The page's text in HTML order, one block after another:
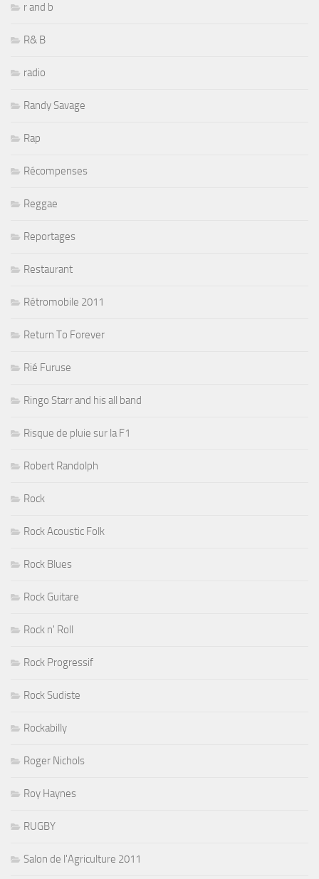
r and b
R& B
radio
Randy Savage
Rap
Récompenses
Reggae
Reportages
Restaurant
Rétromobile 2011
Return To Forever
Rié Furuse
Ringo Starr and his all band
Risque de pluie sur la F1
Robert Randolph
Rock
Rock Acoustic Folk
Rock Blues
Rock Guitare
Rock n' Roll
Rock Progressif
Rock Sudiste
Rockabilly
Roger Nichols
Roy Haynes
RUGBY
Salon de l'Agriculture 2011